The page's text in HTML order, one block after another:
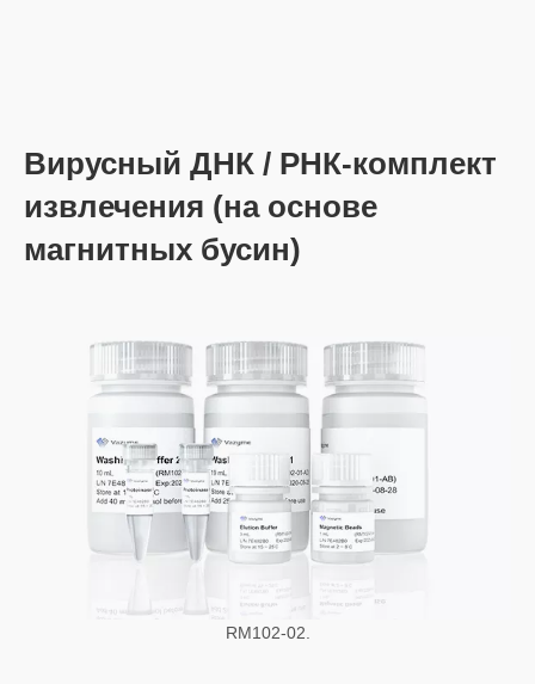
Вирусный ДНК / РНК-комплект
извлечения (на основе
магнитных бусин)
RM102-02.